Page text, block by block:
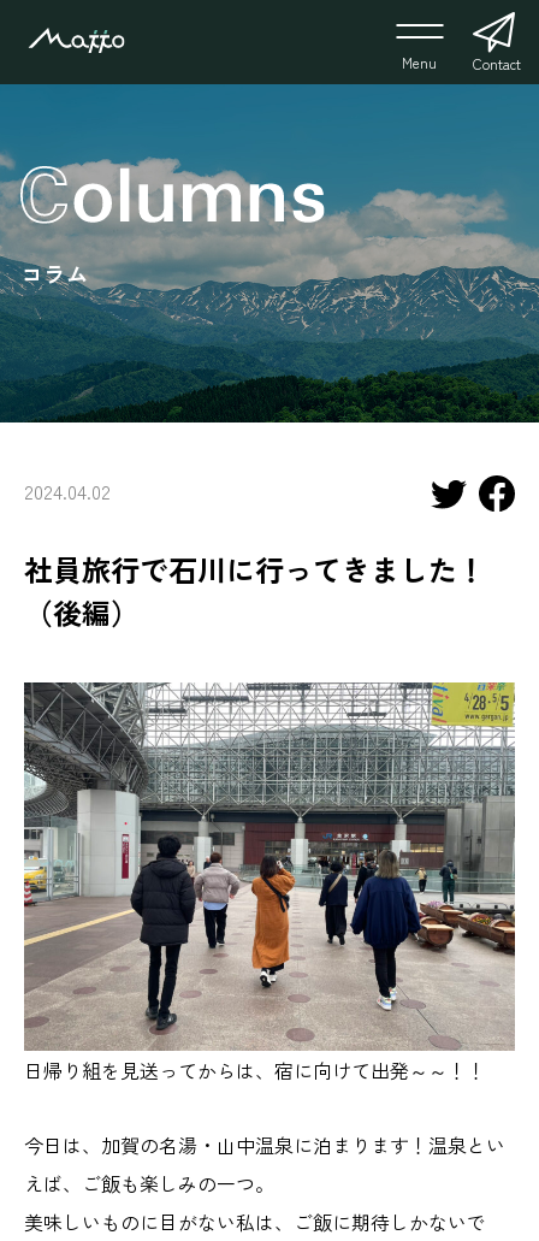
Menu Contact
コラム
2024.04.02
社員旅行で石川に行ってきました！
（後編）
日帰り組を見送ってからは、宿に向けて出発～～！！
今日は、加賀の名湯・山中温泉に泊まります！温泉とい
えば、ご飯も楽しみの一つ。
美味しいものに目がない私は、ご飯に期待しかないで